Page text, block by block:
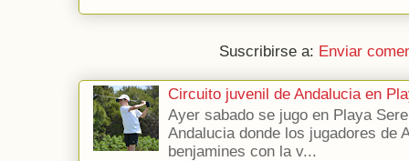
Suscribirse a: Enviar
Circuito juvenil de Andalucia en
Ayer sabado se jugo en Playa
Andalucia donde los jugadores de
benjamines con la v...